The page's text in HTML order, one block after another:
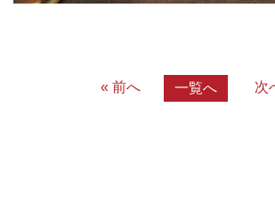
« 前へ 一覧へ 次